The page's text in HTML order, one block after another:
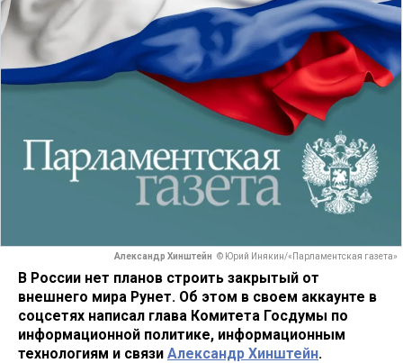
Александр Хинштейн © Юрий Инякин/«Парламентская газета»
В России нет планов строить закрытый от
внешнего мира Рунет. Об этом в своем аккаунте в
соцсетях написал глава Комитета Госдумы по
информационной политике, информационным
технологиям и связи Александр Хинштейн.